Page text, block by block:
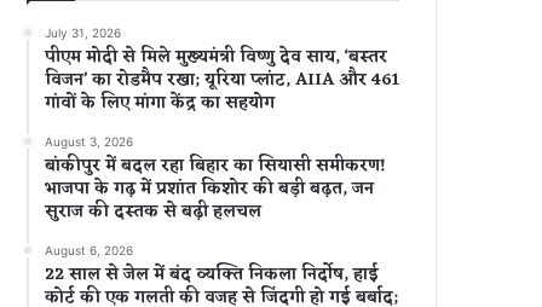
July 31, 2026
पीएम मोदी से मिले मुख्यमंत्री विष्णु देव साय, ‘बस्तर
विजन’ का रोडमैप रखा; यूरिया प्लांट, AIIA और 461
गांवों के लिए मांगा केंद्र का सहयोग
August 3, 2026
बांकीपुर में बदल रहा बिहार का सियासी समीकरण!
भाजपा के गढ़ में प्रशांत किशोर की बड़ी बढ़त, जन
सुराज की दस्तक से बढ़ी हलचल
August 6, 2026
22 साल से जेल में बंद व्यक्ति निकला निर्दोष, हाई
कोर्ट की एक गलती की वजह से जिंदगी हो गई बर्बाद;